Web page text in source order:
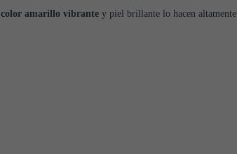
color amarillo vibrante y piel brillante lo hacen altamente